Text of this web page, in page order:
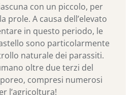
con un piccolo, per
prole. A causa dell’elevato
in questo periodo, le
sono particolarmente
naturale dei parassiti.
oltre due terzi del
compresi numerosi
l’agricoltura!